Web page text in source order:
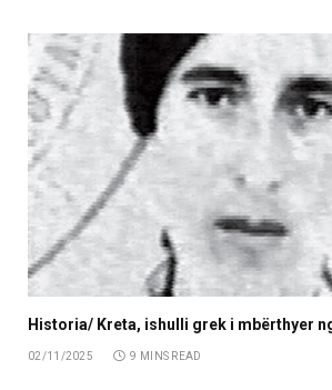
Historia/ Kreta, ishulli grek i mbërthyer
02/11/2025 9 MINS READ